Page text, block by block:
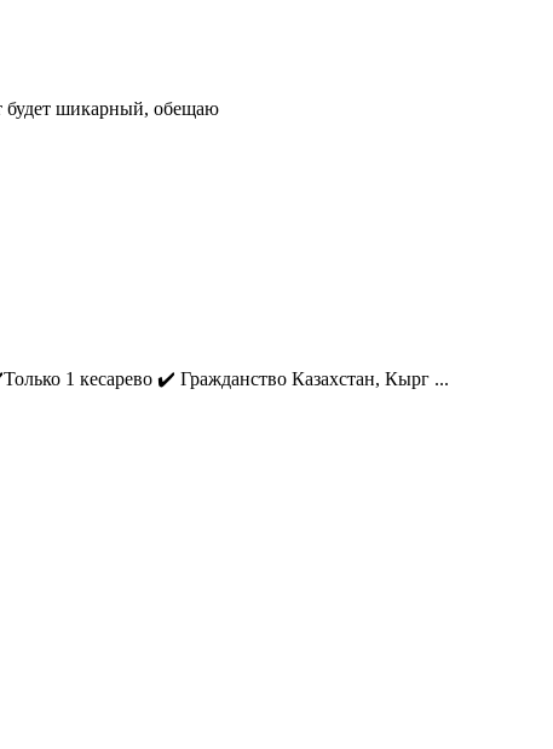
будет шикарный, обещаю
1 кесарево ✔️ Гражданство Казахстан, Кырг ...